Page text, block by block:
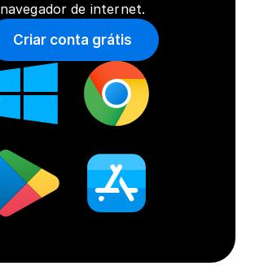
navegador de internet.
Criar conta grátis